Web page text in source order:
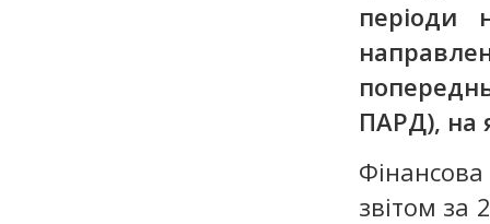
періоди
ПАРД), на
звітом за